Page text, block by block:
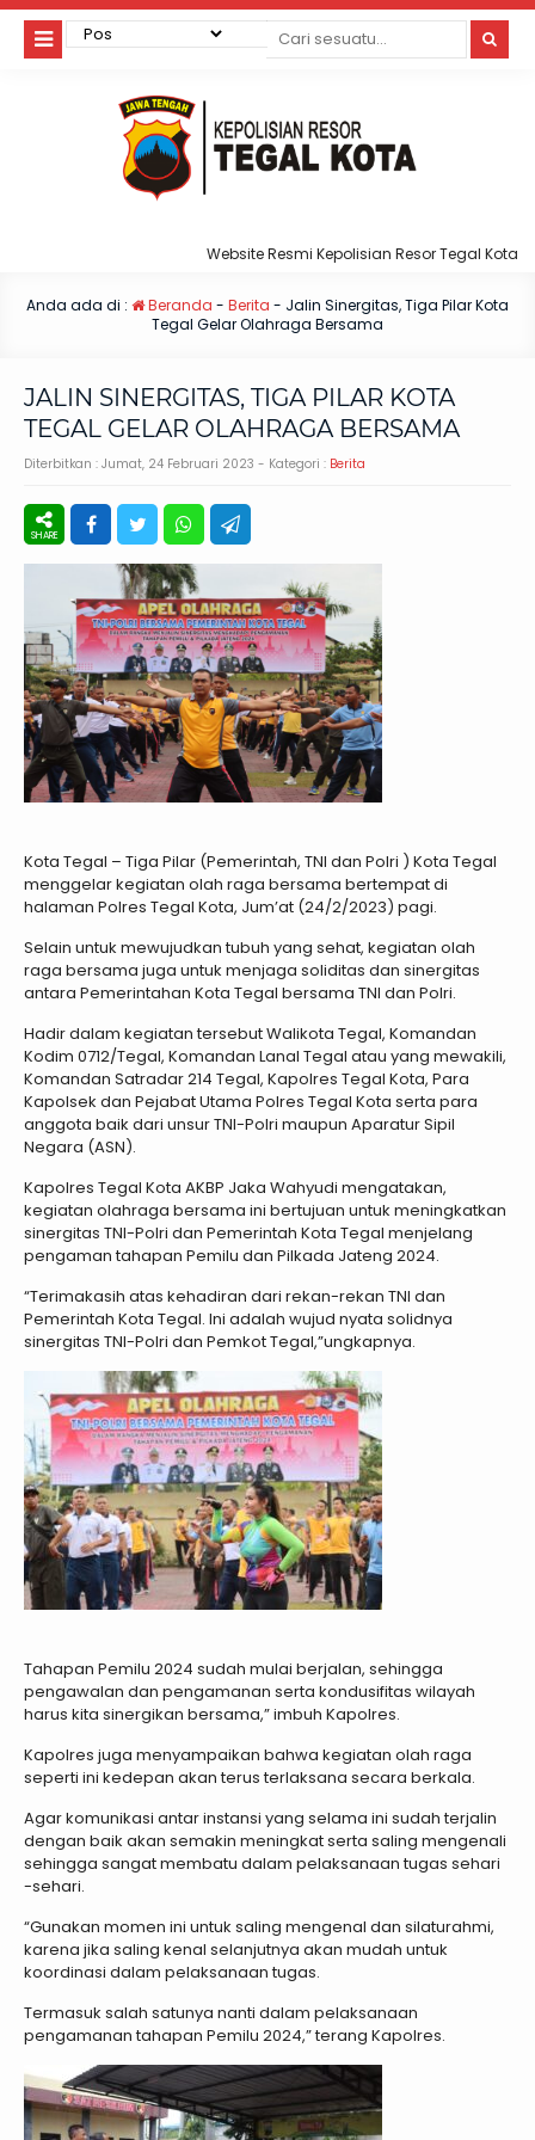
Website Resmi Kepolisian Resor Tegal Kota
Anda ada di : Beranda - Berita - Jalin Sinergitas, Tiga Pilar Kota
Tegal Gelar Olahraga Bersama
JALIN SINERGITAS, TIGA PILAR KOTA
TEGAL GELAR OLAHRAGA BERSAMA
Diterbitkan : Jumat, 24 Februari 2023 - Kategori : Berita
Kota Tegal – Tiga Pilar (Pemerintah, TNI dan Polri ) Kota Tegal
menggelar kegiatan olah raga bersama bertempat di
halaman Polres Tegal Kota, Jum’at (24/2/2023) pagi.
Selain untuk mewujudkan tubuh yang sehat, kegiatan olah
raga bersama juga untuk menjaga soliditas dan sinergitas
antara Pemerintahan Kota Tegal bersama TNI dan Polri.
Hadir dalam kegiatan tersebut Walikota Tegal, Komandan
Kodim 0712/Tegal, Komandan Lanal Tegal atau yang mewakili,
Komandan Satradar 214 Tegal, Kapolres Tegal Kota, Para
Kapolsek dan Pejabat Utama Polres Tegal Kota serta para
anggota baik dari unsur TNI-Polri maupun Aparatur Sipil
Negara (ASN).
Kapolres Tegal Kota AKBP Jaka Wahyudi mengatakan,
kegiatan olahraga bersama ini bertujuan untuk meningkatkan
sinergitas TNI-Polri dan Pemerintah Kota Tegal menjelang
pengaman tahapan Pemilu dan Pilkada Jateng 2024.
“Terimakasih atas kehadiran dari rekan-rekan TNI dan
Pemerintah Kota Tegal. Ini adalah wujud nyata solidnya
sinergitas TNI-Polri dan Pemkot Tegal,”ungkapnya.
Tahapan Pemilu 2024 sudah mulai berjalan, sehingga
pengawalan dan pengamanan serta kondusifitas wilayah
harus kita sinergikan bersama,” imbuh Kapolres.
Kapolres juga menyampaikan bahwa kegiatan olah raga
seperti ini kedepan akan terus terlaksana secara berkala.
Agar komunikasi antar instansi yang selama ini sudah terjalin
dengan baik akan semakin meningkat serta saling mengenali
sehingga sangat membatu dalam pelaksanaan tugas sehari
-sehari.
“Gunakan momen ini untuk saling mengenal dan silaturahmi,
karena jika saling kenal selanjutnya akan mudah untuk
koordinasi dalam pelaksanaan tugas.
Termasuk salah satunya nanti dalam pelaksanaan
pengamanan tahapan Pemilu 2024,” terang Kapolres.